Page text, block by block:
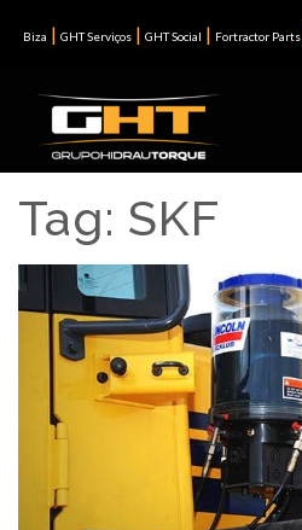
Biza | GHT Serviços | GHT Social | Fortractor Parts
Tag: SKF